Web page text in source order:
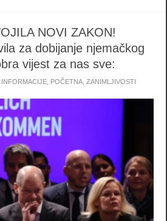
NOVI ZAKON!
za dobijanje njemačkog
vijest za nas sve:
INFORMACIJE POČETNA ,ZANIMLJIVOSTI